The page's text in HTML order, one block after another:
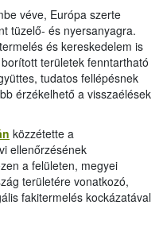
véve, Európa szerte
tüzelő- és nyersanyagra.
és kereskedelem is
területek fenntartható
tudatos fellépésnek
érzékelhető a visszaélések
közzétette a
ellenőrzésének
a felületen, megyei
területére vonatkozó,
fakitermelés kockázatával